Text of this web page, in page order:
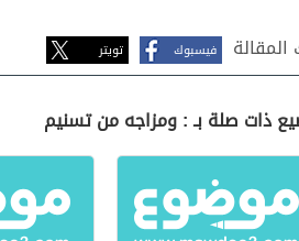
فيسبوك تويتر
ذات صلة بـ : ومزاجه من تسنيم